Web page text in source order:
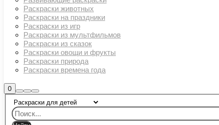
Раскраски животных
Раскраски на праздники
Раскраски из игр
Раскраски из мультфильмов
Раскраски из сказок
Раскраски овощи и фрукты
Раскраски природа
Раскраски времена года
0Боковая
панель
магазина
Найти
Больше
информации
Главное
меню